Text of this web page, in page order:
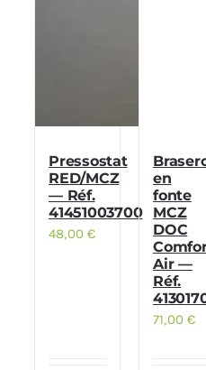
Pressostat
RED/MCZ
— Réf.
41451003700
48,00€
en
fonte
MCZ
DOC
Air —
Réf.
71,00€